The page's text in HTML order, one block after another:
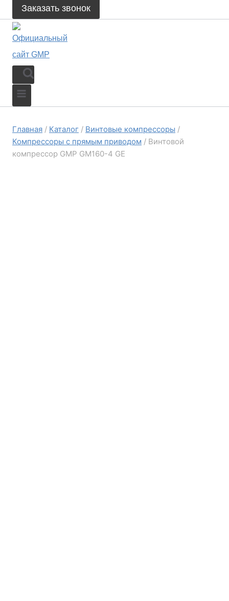
Заказать звонок
Главная / Каталог / Винтовые компрессоры /
Компрессоры с прямым приводом / Винтовой
компрессор GMP GM160-4 GE